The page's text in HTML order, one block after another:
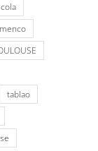
tablao